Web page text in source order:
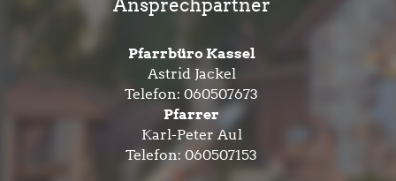
Ansprechpartner
Pfarrbüro Kassel
Astrid Jackel
Telefon: 060507673
Pfarrer
Karl-Peter Aul
Telefon: 060507153